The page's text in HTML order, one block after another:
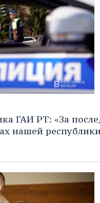
ГАИ РТ: «За
нашей